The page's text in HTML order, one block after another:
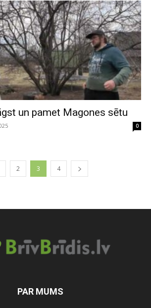
un pamet Magones sētu
0
2 3 4
PAR MUMS